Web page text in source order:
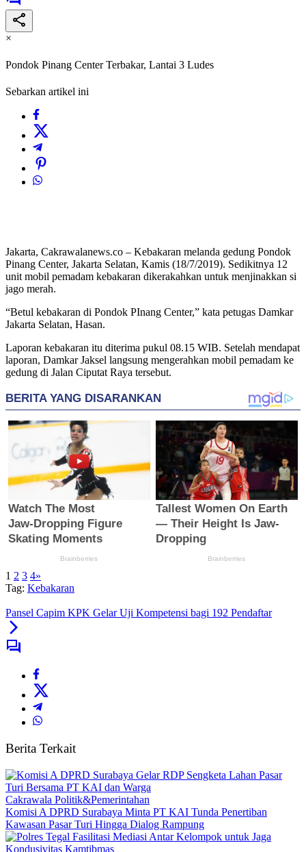
×
Pondok Pinang Center Terbakar, Lantai 3 Ludes
Sebarkan artikel ini
Jakarta, Cakrawalanews.co – Kebakaran melanda gedung Pondok
Pinang Center, Jakarta Selatan, Kamis (18/7/2019). Sedikitnya 12
unit mobil pemadam kebakaran dikerakahkan untuk menjinakkan si
jago merah.
“Betul kebakaran di Pondok PInang Center,” kata petugas Damkar
Jakarta Selatan, Hasan.
Laporan kebakaran itu diterima pukul 08.15 WIB. Setelah mendapat
laporan, Damkar Jaksel langsung mengerahkan mobil pemadam ke
gedung di Jalan Ciputat Raya tersebut.
1 2 3 4»
Tag: Kebakaran
Pansel Capim KPK Gelar Uji Kompetensi bagi 192 Pendaftar
Berita Terkait
Cakrawala Politik&Pemerintahan
Komisi A DPRD Surabaya Minta PT KAI Tunda Penertiban
Kawasan Pasar Turi Hingga Dialog Rampung